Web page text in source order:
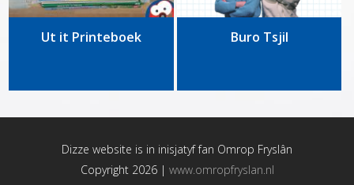
Ut it Printeboek Buro Tsjil
Dizze website is in inisjatyf fan Omrop Fryslân
Copyright 2026 | www.omropfryslan.nl